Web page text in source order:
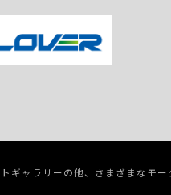
ャラリーの他、さまざまなモー